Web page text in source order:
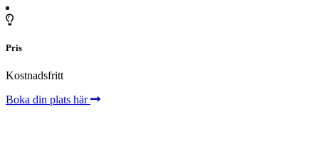
Pris
Kostnadsfritt
Boka din plats här